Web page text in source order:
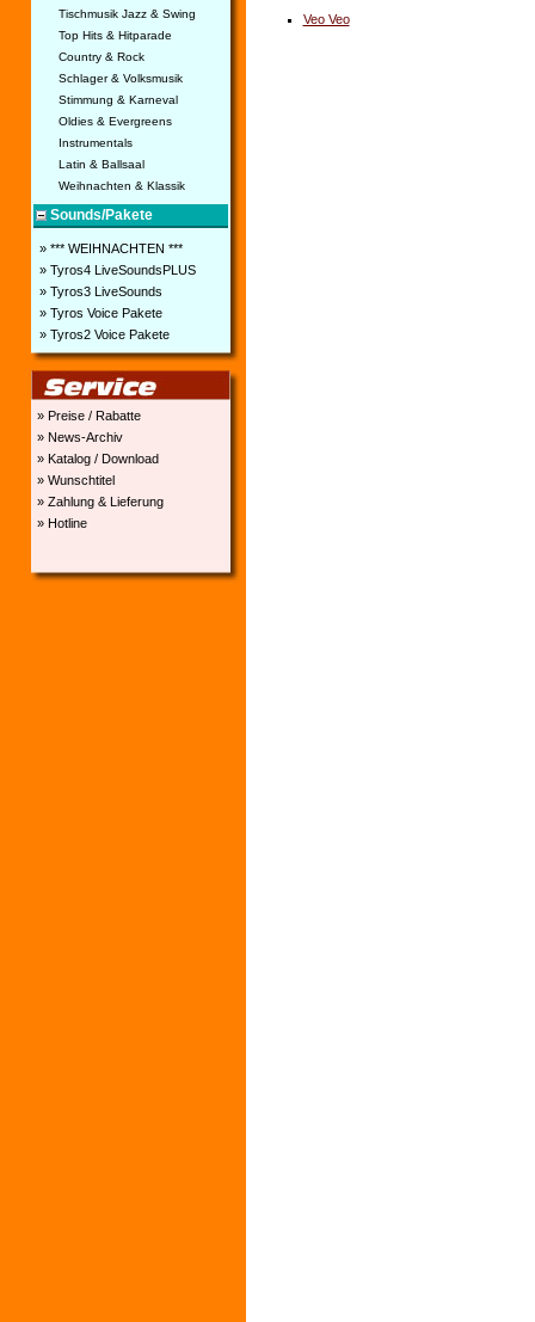
Tischmusik Jazz & Swing
Top Hits & Hitparade
Country & Rock
Schlager & Volksmusik
Stimmung & Karneval
Oldies & Evergreens
Instrumentals
Latin & Ballsaal
Weihnachten & Klassik
Sounds/Pakete
» *** WEIHNACHTEN ***
» Tyros4 LiveSoundsPLUS
» Tyros3 LiveSounds
» Tyros Voice Pakete
» Tyros2 Voice Pakete
» Preise / Rabatte
» News-Archiv
» Katalog / Download
» Wunschtitel
» Zahlung & Lieferung
» Hotline
Veo Veo